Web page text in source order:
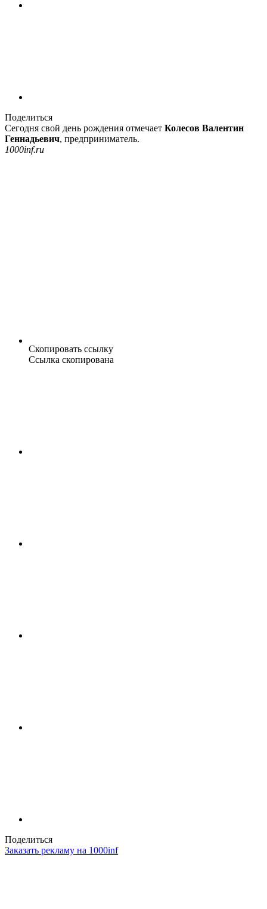
Поделиться
Сегодня свой день рождения отмечает Колесов Валентин
Геннадьевич, предприниматель.
1000inf.ru
Скопировать ссылку
Ссылка скопирована
Поделиться
Заказать рекламу на 1000inf